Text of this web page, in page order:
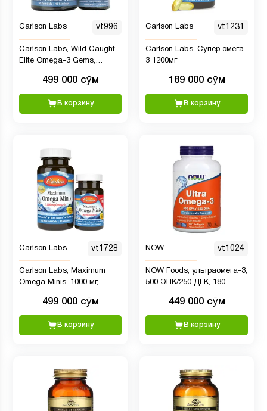
Carlson Labs vt996
Carlson Labs, Wild Caught,
Elite Omega-3 Gems,
натуральный лимонный
вкус, 800 мг, 90 +30 мягких
таблеток
499 000 сӯм
В корзину
Carlson Labs vt1231
Carlson Labs, Супер омега
3 1200мг
189 000 сӯм
В корзину
Carlson Labs vt1728
Carlson Labs, Maximum
Omega Minis, 1000 мг,
499 000 сӯм
В корзину
NOW vt1024
NOW Foods, ультраомега-3,
500 ЭПК/250 ДГК, 180
кишечнорастворимой
оболочкой
449 000 сӯм
В корзину